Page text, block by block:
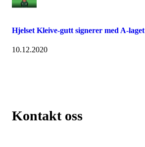
Hjelset Kleive-gutt signerer med A-laget
10.12.2020
Kontakt oss